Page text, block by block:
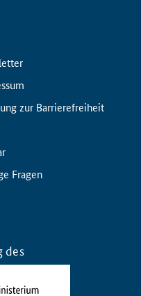
zur Barrierefreiheit
Fragen
des